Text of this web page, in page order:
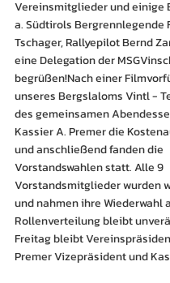
Vereinsmitglieder und einige
a. Südtirols Bergrennlegende
Tschager, Rallyepilot Bernd
eine Delegation der
begrüßen!Nach einer
unseres Bergslaloms Vintl -
des gemeinsamen
Kassier A. Premer die
und anschließend fanden die
Vorstandswahlen statt. Alle 9
Vorstandsmitglieder wurden
und nahmen ihre Wiederwahl
Rollenverteilung bleibt
Freitag bleibt
Premer Vizepräsident und